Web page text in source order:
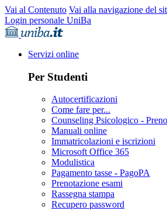
Vai al Contenuto Vai alla navigazione del
Login personale UniBa
Servizi online
Per Studenti
Autocertificazioni
Come fare per...
Counseling Psicologico -
Manuali online
Immatricolazioni e iscrizioni
Microsoft Office 365
Modulistica
Pagamento tasse - PagoPA
Prenotazione esami
Rassegna stampa
Recupero password